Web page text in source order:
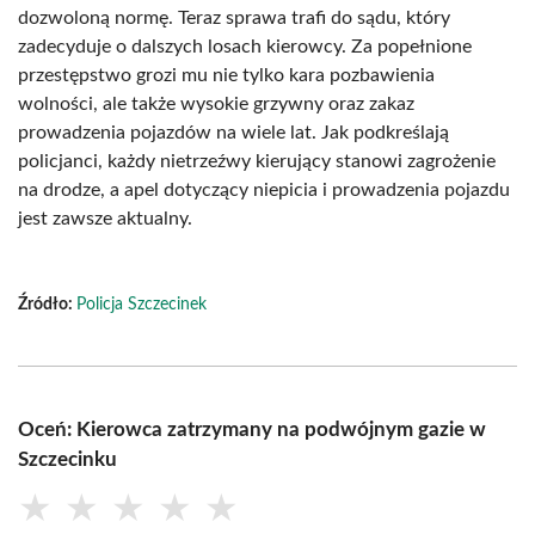
dozwoloną normę. Teraz sprawa trafi do sądu, który
zadecyduje o dalszych losach kierowcy. Za popełnione
przestępstwo grozi mu nie tylko kara pozbawienia
wolności, ale także wysokie grzywny oraz zakaz
prowadzenia pojazdów na wiele lat. Jak podkreślają
policjanci, każdy nietrzeźwy kierujący stanowi zagrożenie
na drodze, a apel dotyczący niepicia i prowadzenia pojazdu
jest zawsze aktualny.
Źródło: Policja Szczecinek
Oceń: Kierowca zatrzymany na podwójnym gazie w
Szczecinku
★ ★ ★ ★ ★